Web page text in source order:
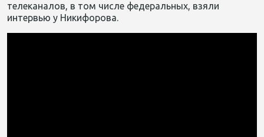
телеканалов, в том числе федеральных, взяли
интервью у Никифорова.